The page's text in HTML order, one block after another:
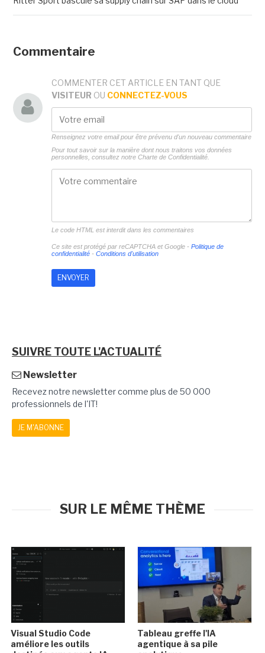
Commentaire
COMMENTER CET ARTICLE EN TANT QUE
VISITEUR OU CONNECTEZ-VOUS
Renseignez votre email pour être prévenu d'un nouveau commentaire
Pour tout savoir sur la manière dont nous traitons vos données
personnelles, consultez notre Charte de Confidentialité.
Le code HTML est interdit dans les commentaires
Ce site est protégé par reCAPTCHA et Google - Politique de
confidentialité- Conditions d'utilisation
SUIVRE TOUTE L'ACTUALITÉ
Newsletter
Recevez notre newsletter comme plus de 50 000
professionnels de l'IT!
JE M'ABONNE
SUR LE MÊME THÈME
Visual Studio Code
améliore les outils
Tableau greffe l'IA
agentique à sa pile